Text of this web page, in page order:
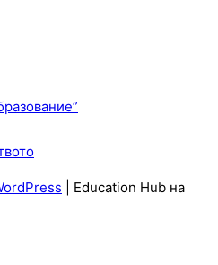
Education Hub на